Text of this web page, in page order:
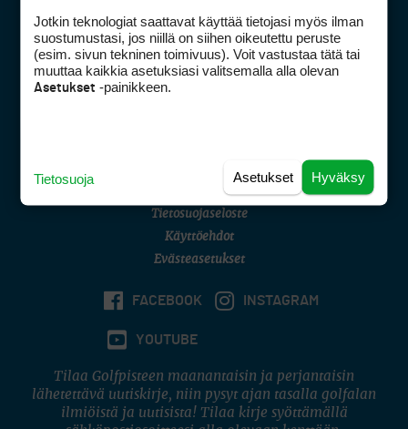
Golfpisteen yhteystiedot
DSA avoimuusraportti
Asiakaspalvelu
(digi) digi@otavamedia.fi
Tietosuojaseloste
Käyttöehdot
Evästeasetukset
FACEBOOK INSTAGRAM
YOUTUBE
Tilaa Golfpisteen maanantaisin ja perjantaisin
lähetettävä uutiskirje, niin pysyt ajan tasalla golfalan
ilmiöistä ja uutisista! Tilaa kirje syöttämällä
Jotkin teknologiat saattavat käyttää tietojasi myös ilman
suostumustasi, jos niillä on siihen oikeutettu peruste
(esim. sivun tekninen toimivuus). Voit vastustaa tätä tai
muuttaa kaikkia asetuksiasi valitsemalla alla olevan
Asetukset -painikkeen.
Hyväksy
Asetukset
Tietosuoja